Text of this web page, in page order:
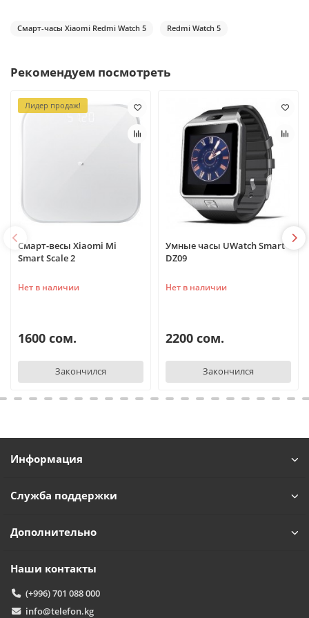
Смарт-часы Xiaomi Redmi Watch 5 Redmi Watch 5
Рекомендуем посмотреть
Лидер продаж!
Смарт-весы Xiaomi Mi
Smart Scale 2
Нет в наличии
1600 сом.
Закончился
Умные часы UWatch Smart
DZ09
Нет в наличии
2200 сом.
Закончился
Информация
Служба поддержки
Дополнительно
Наши контакты
(+996) 701 088 000
info@telefon.kg